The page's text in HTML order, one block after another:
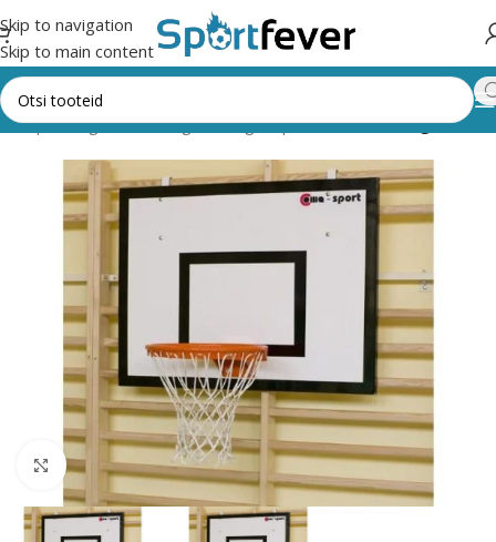
Skip to navigation
Skip to main content
Korvpall Tagalauad, rõngad, võrgud, pehmendused Tagalauad
Suurendamiseks klõpsake